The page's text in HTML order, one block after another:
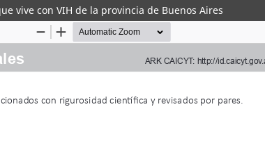
vive con VIH de la provincia de Buenos Aires